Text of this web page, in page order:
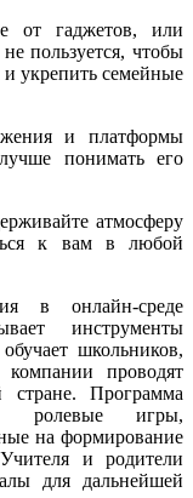
от гаджетов, или
пользуется, чтобы
укрепить семейные
и платформы
понимать его
атмосферу
к вам в любой
в онлайн-среде
инструменты
школьников,
проводят
стране. Программа
ролевые игры,
на формирование
и родители
для дальнейшей